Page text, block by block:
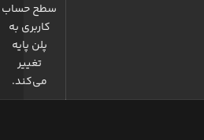
سطح حساب
کاربری به
پلن پایه
تغییر
می‌کند.